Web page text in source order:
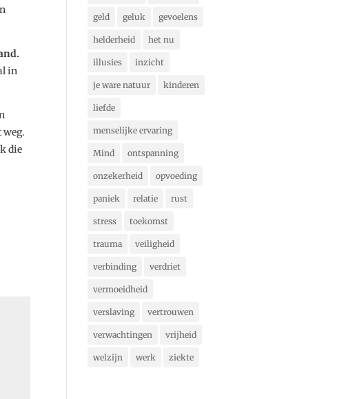
in
weg.
die
geld geluk gevoelens
helderheid het nu
illusies inzicht
je ware natuur kinderen
liefde
menselijke ervaring
Mind ontspanning
onzekerheid opvoeding
paniek relatie rust
stress toekomst
trauma veiligheid
verbinding verdriet
vermoeidheid
verslaving vertrouwen
verwachtingen vrijheid
welzijn werk ziekte